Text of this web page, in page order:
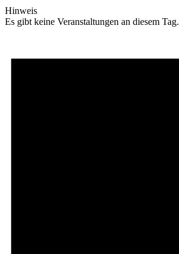
Hinweis
Es gibt keine Veranstaltungen an diesem Tag.